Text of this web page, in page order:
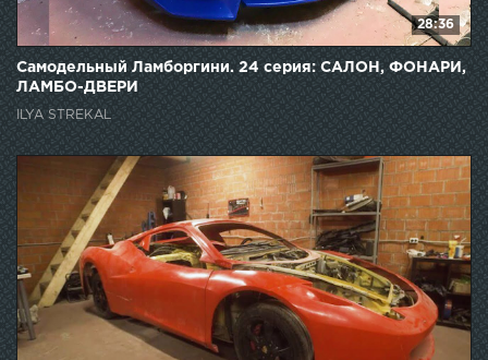
28:36
Самодельный Ламборгини. 24 серия: САЛОН, ФОНАРИ,
ЛАМБО-ДВЕРИ
ILYA STREKAL